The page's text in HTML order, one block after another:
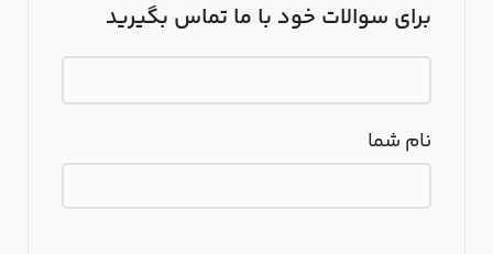
برای سوالات خود با ما تماس بگیرید
نام شما